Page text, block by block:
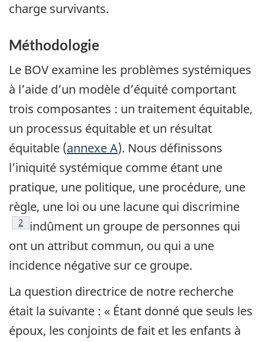
charge survivants.
Méthodologie
Le BOV examine les problèmes systémiques
à l’aide d’un modèle d’équité comportant
trois composantes : un traitement équitable,
un processus équitable et un résultat
équitable (annexe A). Nous définissons
l’iniquité systémique comme étant une
pratique, une politique, une procédure, une
règle, une loi ou une lacune qui discrimine
Footnote
2 indûment un groupe de personnes qui
ont un attribut commun, ou qui a une
incidence négative sur ce groupe.
La question directrice de notre recherche
était la suivante : « Étant donné que seuls les
époux, les conjoints de fait et les enfants à